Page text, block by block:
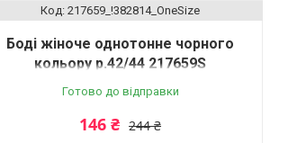
217659_!382814_OneSize
Боді жіноче однотонне чорного
кольору р.42/44 217659S
Готово до відправки
244 ₴
146 ₴